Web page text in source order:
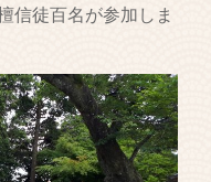
信徒百名が参加しま